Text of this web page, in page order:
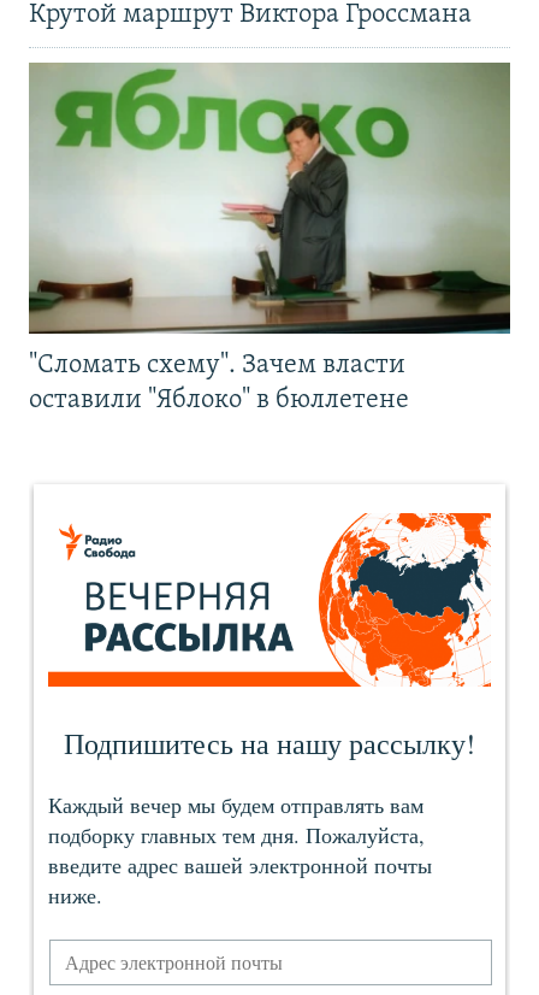
Крутой маршрут Виктора Гроссмана
"Сломать схему". Зачем власти
оставили "Яблоко" в бюллетене